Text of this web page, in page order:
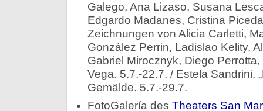
Galego, Ana Lizaso, Susana
Edgardo Madanes, Cristina
Zeichnungen von Alicia Carletti,
González Perrin, Ladislao Kelity,
Gabriel Mirocznyk, Diego
Vega. 5.7.-22.7. / Estela Sandrini,
Gemälde. 5.7.-29.7.
FotoGalería des Theaters San